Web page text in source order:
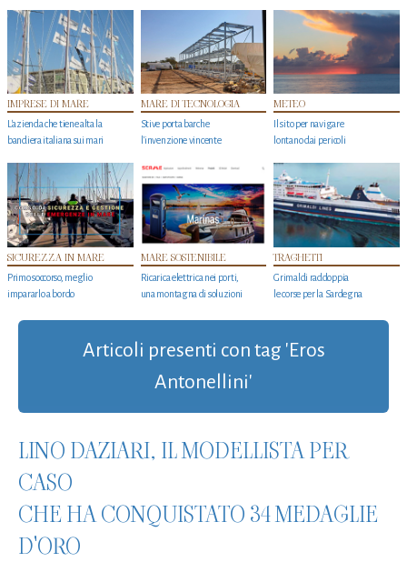
IMPRESE DI MARE
L'azienda che tiene alta la
bandiera italiana sui mari
MARE DI TECNOLOGIA
Stive porta barche
l'invenzione vincente
METEO
Il sito per navigare
lontano dai pericoli
SICUREZZA IN MARE
Primo soccorso, meglio
impararlo a bordo
MARE SOSTENIBILE
Ricarica elettrica nei porti,
una montagna di soluzioni
TRAGHETTI
Grimaldi raddoppia
le corse per la Sardegna
Articoli presenti con tag 'Eros
Antonellini'
LINO DAZIARI, IL MODELLISTA PER
CASO
CHE HA CONQUISTATO 34 MEDAGLIE
D'ORO